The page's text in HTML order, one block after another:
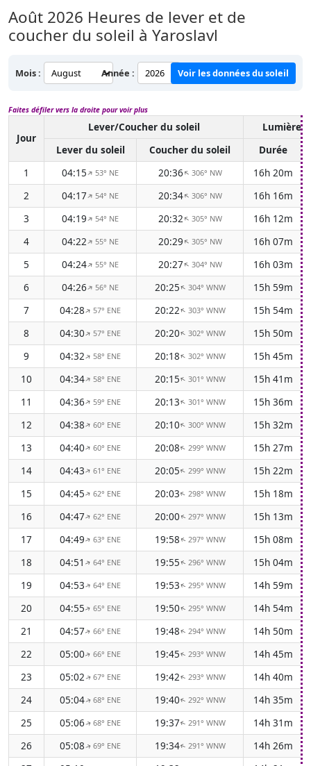
Août 2026 Heures de lever et de
coucher du soleil à Yaroslavl
Mois : Année : Voir les données du soleil
Faites défiler vers la droite pour voir plus
Jour
Lever/Coucher du soleil
Lumière
Lever du soleil
Coucher du soleil
Durée
1
04:15↑53° NE 20:36↑ 306° NW
16h 20m
2
04:17↑54° NE 20:34↑ 306° NW
16h 16m
3
04:19↑54° NE 20:32↑ 305° NW
16h 12m
4
04:22↑55° NE 20:29↑ 305° NW
16h 07m
5
04:24↑55° NE 20:27↑ 304° NW
16h 03m
6
04:26↑56° NE 20:25↑ 304° WNW
15h 59m
7
04:28↑57° ENE 20:22↑ 303° WNW
15h 54m
8
04:30↑57° ENE 20:20↑ 302° WNW
15h 50m
9
04:32↑58° ENE 20:18↑ 302° WNW
15h 45m
10
04:34↑58° ENE 20:15↑ 301° WNW
15h 41m
11
04:36↑59° ENE 20:13↑ 301° WNW
15h 36m
12
04:38↑60° ENE 20:10↑ 300° WNW
15h 32m
13
04:40↑60° ENE 20:08↑ 299° WNW
15h 27m
14
04:43↑61° ENE 20:05↑ 299° WNW
15h 22m
15
04:45↑62° ENE 20:03↑ 298° WNW
15h 18m
16
04:47↑62° ENE 20:00↑ 297° WNW
15h 13m
17
04:49↑63° ENE 19:58↑ 297° WNW
15h 08m
18
04:51 ↑64° ENE 19:55↑ 296° WNW
15h 04m
19
04:53↑64° ENE 19:53↑ 295° WNW
14h 59m
20
04:55↑65° ENE 19:50↑ 295° WNW
14h 54m
21
04:57↑66° ENE 19:48↑ 294° WNW
14h 50m
22
05:00↑66° ENE 19:45↑ 293° WNW
14h 45m
23
05:02↑67° ENE 19:42↑ 293° WNW
14h 40m
24
05:04↑68° ENE 19:40↑ 292° WNW
14h 35m
25
05:06↑68° ENE 19:37↑ 291° WNW
14h 31m
26
05:08↑69° ENE 19:34↑ 291° WNW
14h 26m